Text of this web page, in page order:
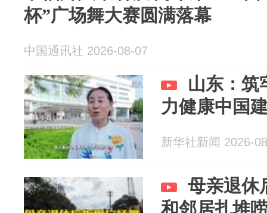
杯”广场舞大赛圆满落幕
中国通讯社 2026-08-07
山东：筑
力健康中国
新华社新闻 2026-
母亲退休
和邻居扎堆